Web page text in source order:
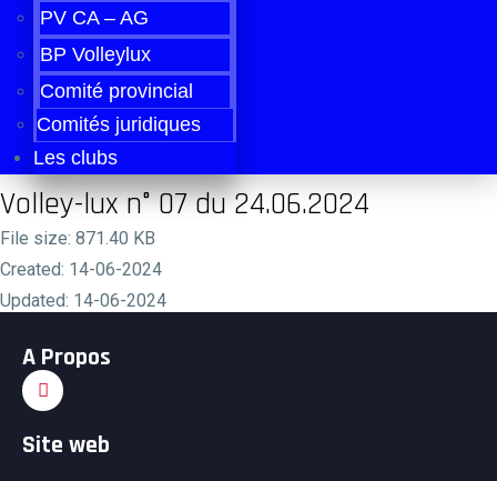
PV CA – AG
BP Volleylux
Comité provincial
Comités juridiques
Les clubs
Volley-lux n° 07 du 24.06.2024
File size: 871.40 KB
Created: 14-06-2024
Updated: 14-06-2024
Download
A Propos
Site web